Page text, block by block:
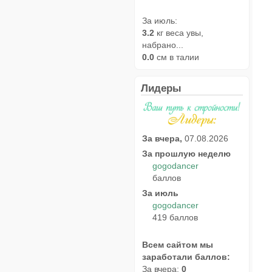
За июль:
3.2 кг веса увы,
набрано...
0.0 см в талии
Лидеры
За вчера, 07.08.2026
За прошлую неделю
gogodancer
баллов
За июль
gogodancer
419 баллов
Всем сайтом мы
заработали баллов:
За вчера: 0